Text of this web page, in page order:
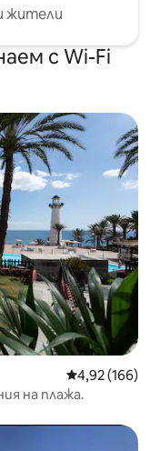
жители
с Wi-Fi
Средна
4,92 (166)
на плажа.